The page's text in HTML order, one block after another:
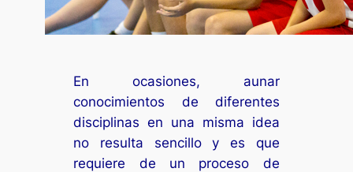
En ocasiones, aunar
conocimientos de diferentes
disciplinas en una misma idea
no resulta sencillo y es que
requiere de un proceso de